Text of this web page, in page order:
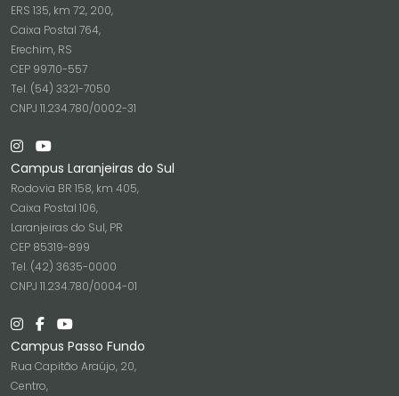
ERS 135, km 72, 200,
Caixa Postal 764,
Erechim, RS
CEP 99710-557
Tel. (54) 3321-7050
CNPJ 11.234.780/0002-31
Campus Laranjeiras do Sul
Rodovia BR 158, km 405,
Caixa Postal 106,
Laranjeiras do Sul, PR
CEP 85319-899
Tel. (42) 3635-0000
CNPJ 11.234.780/0004-01
Campus Passo Fundo
Rua Capitão Araújo, 20,
Centro,